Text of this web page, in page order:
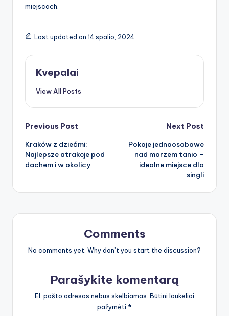
miejscach.
Last updated on 14 spalio, 2024
Kvepalai
View All Posts
Post
navigation
Previous Post
Kraków z dziećmi:
Najlepsze atrakcje pod
dachem i w okolicy
Next Post
Pokoje jednoosobowe
nad morzem tanio –
idealne miejsce dla
singli
Comments
No comments yet. Why don’t you start the discussion?
Parašykite komentarą
El. pašto adresas nebus skelbiamas. Būtini laukeliai
pažymėti *